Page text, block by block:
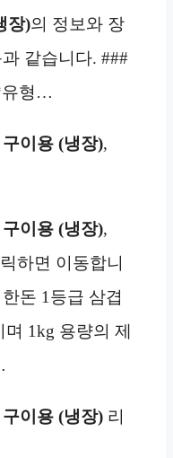
장)의 정보와 장
같습니다. ###
유형…
이용 (냉장),
이용 (냉장),
하면 이동합니
돈 1등급 삼겹
1kg 용량의 제
이용 (냉장) 리